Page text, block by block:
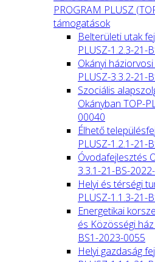
PROGRAM PLUSZ
támogatások
Belterületi utak
PLUSZ-1.2.3-21-
Okányi
PLUSZ-3.3.2-21-
Szociális
Okányban TOP-
00040
Élhető
PLUSZ-1.2.1-21-
Óvodafejlesztés
3.3.1-21-BS-
Helyi és térségi
PLUSZ-1.1.3-21-
Energetikai
és Közösségi
BS1-2023-0055
Helyi gazdaság